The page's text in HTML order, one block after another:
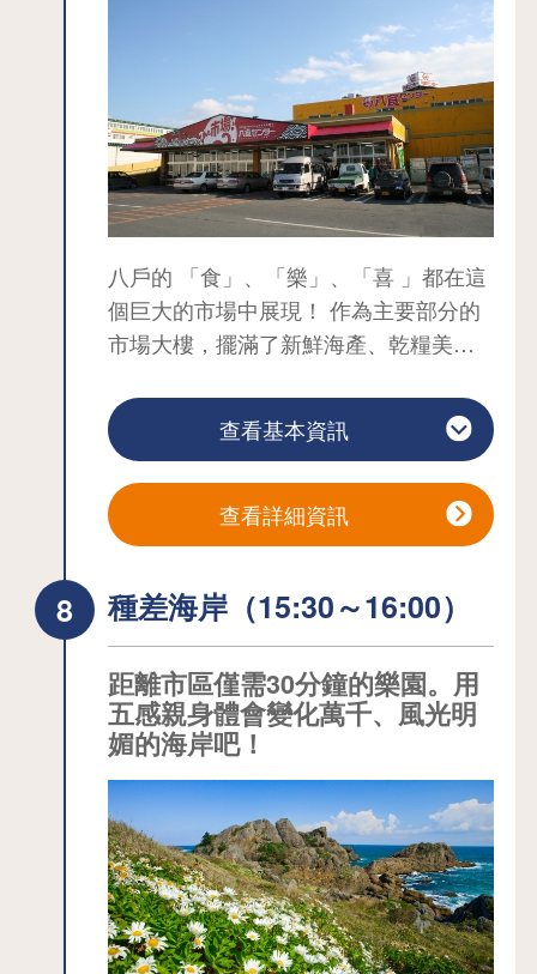
搭計程車前往大間航運碼頭約10分鐘，
可以在此搭乘前往函館的渡輪。不少人
會利用渡輪出發前的時間到此一遊。
八戶的 「食」、「樂」、「喜 」都在這
個巨大的市場中展現！ 作為主要部分的
市場大樓，擺滿了新鮮海產、乾糧美
此外，還有飲食區、活動大廳、供小朋
友玩耍的室內遊樂場等，讓全家人都能
盡興！
的食物可以直接在現場用木炭燒烤食
用。開放時間：9:00-17:00休息日：週三
休息。費用（2 小時）：成人：500 日元
／小學生：200 日元／幼兒：免費
截至 2024 年 9 月 30 日的資訊。
查看基本資訊
查看詳細資訊
種差海岸（15:30～16:00）
距離市區僅需30分鐘的樂園。用
五感親身體會變化萬千、風光明
媚的海岸吧！